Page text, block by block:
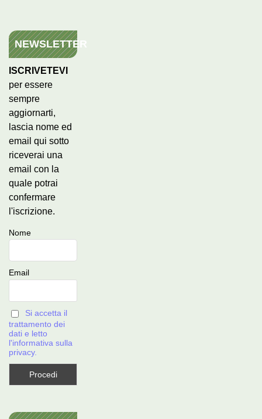
NEWSLETTER
ISCRIVETEVI
per essere
sempre
aggiornarti,
lascia nome ed
email qui sotto
riceverai una
email con la
quale potrai
confermare
l'iscrizione.
Nome
Email
Si accetta il
trattamento dei
dati e letto
l'informativa sulla
privacy.